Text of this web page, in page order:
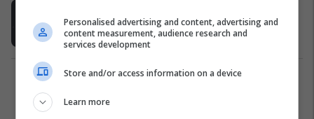
hispanikë
Fjala+ 14/07/2022
Personalised advertising and content, advertising and
content measurement, audience research and
services development
Store and/or access information on a device
Learn more